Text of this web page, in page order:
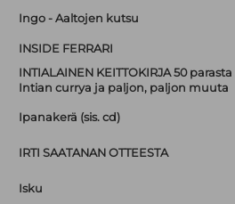
Ingo - Aaltojen kutsu
INSIDE FERRARI
INTIALAINEN KEITTOKIRJA 50 parasta
Intian currya ja paljon, paljon muuta
Ipanakerä (sis. cd)
IRTI SAATANAN OTTEESTA
Isku